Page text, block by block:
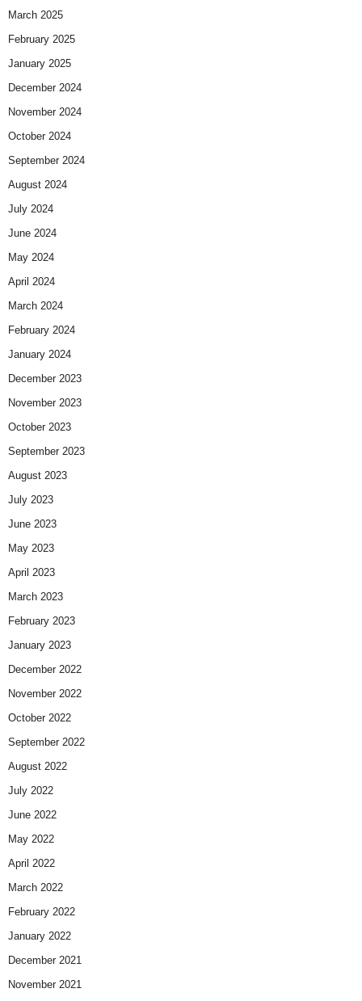
March 2025
February 2025
January 2025
December 2024
November 2024
October 2024
September 2024
August 2024
July 2024
June 2024
May 2024
April 2024
March 2024
February 2024
January 2024
December 2023
November 2023
October 2023
September 2023
August 2023
July 2023
June 2023
May 2023
April 2023
March 2023
February 2023
January 2023
December 2022
November 2022
October 2022
September 2022
August 2022
July 2022
June 2022
May 2022
April 2022
March 2022
February 2022
January 2022
December 2021
November 2021